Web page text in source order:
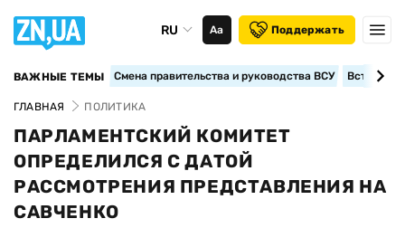
RU Аа Поддержать
ВАЖНЫЕ ТЕМЫ Смена правительства и руководства ВСУ
ГЛАВНАЯ ПОЛИТИКА
ПАРЛАМЕНТСКИЙ КОМИТЕТ
ОПРЕДЕЛИЛСЯ С ДАТОЙ
РАССМОТРЕНИЯ ПРЕДСТАВЛЕНИЯ НА
САВЧЕНКО